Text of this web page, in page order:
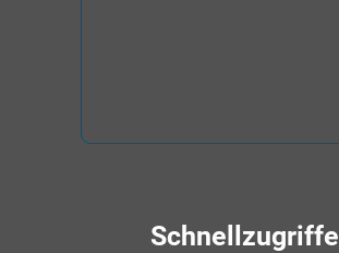
Schnellzugriffe